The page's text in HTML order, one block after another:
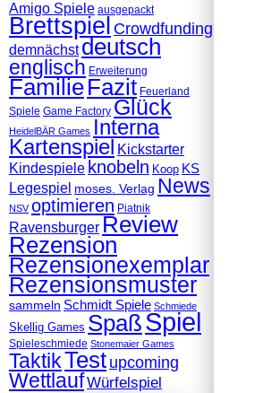
Amigo Spiele ausgepackt
Brettspiel Crowdfunding
demnächst deutsch
englisch Erweiterung
FamilieFazit Feuerland
Spiele Game Factory Glück
HeidelBÄR Games Interna
Kartenspiel Kickstarter
Kindespiele knobeln Koop KS
Legespiel moses. Verlag News
NSV optimieren Piatnik
RavensburgerReview
Rezension
Rezensionexemplar
Rezensionsmuster
sammeln Schmidt Spiele Schmiede
Skellig Games SpaßSpiel
Spieleschmiede Stonemaier Games
TaktikTest upcoming
WettlaufWürfelspiel